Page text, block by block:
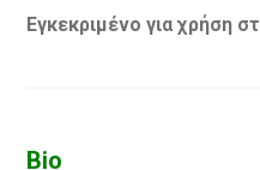
Εγκεκριμένο για χρήση
Bio